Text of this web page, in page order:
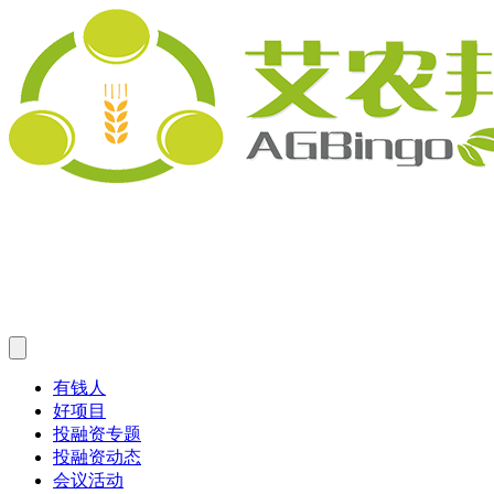
有钱人
好项目
投融资专题
投融资动态
会议活动